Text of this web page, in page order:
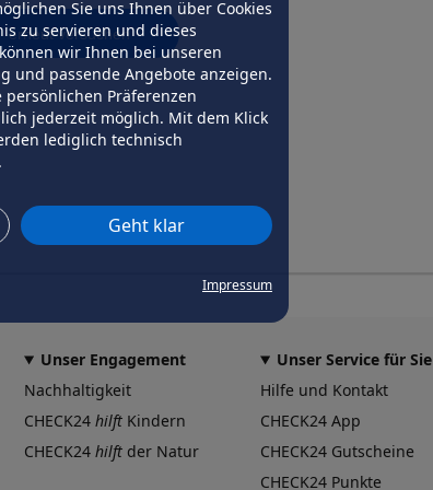
Sie uns Ihnen über Cookies
zu servieren und dieses
wir Ihnen bei unseren
und passende Angebote anzeigen.
persönlichen Präferenzen
jederzeit möglich. Mit dem Klick
lediglich technisch
Geht klar
Impressum
erneut versuchen
Unser Engagement
Nachhaltigkeit
CHECK24 hilft Kindern
CHECK24 hilft der Natur
Unser Service für Sie
Hilfe und Kontakt
CHECK24 App
CHECK24 Gutscheine
CHECK24 Punkte